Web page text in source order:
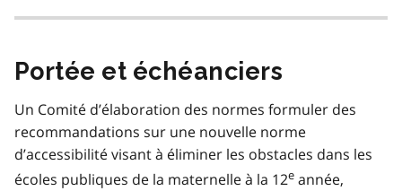
Portée et échéanciers
Un Comité d’élaboration des normes formuler des
recommandations sur une nouvelle norme
d’accessibilité visant à éliminer les obstacles dans les
écoles publiques de la maternelle à la 12e année,